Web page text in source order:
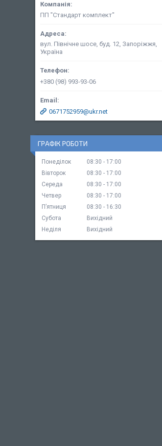
ПП "Стандарт комплект"
вул. Північне шосе, буд. 12, Запоріжжя,
Україна
+380 (98) 993-93-06
0671752959@ukr.net
ГРАФІК РОБОТИ
Понеділок 08:30
17:00
Вівторок
08:30
17:00
Середа
08:30
17:00
Четвер
08:30
17:00
Пʼятниця
08:30
16:30
Субота
Вихідний
Неділя
Вихідний